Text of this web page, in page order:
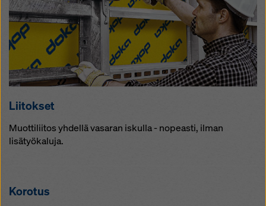
Lii­tok­set
Muottiliitos yhdellä vasaran iskulla - nopeasti, ilman
lisätyökaluja.
Ko­ro­tus